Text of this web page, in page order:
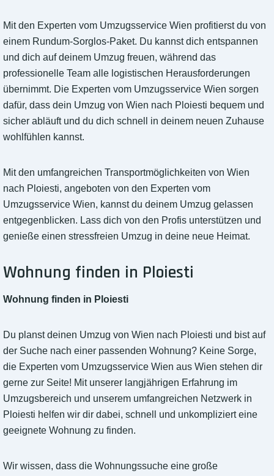
Mit den Experten vom Umzugsservice Wien profitierst du von
einem Rundum-Sorglos-Paket. Du kannst dich entspannen
und dich auf deinem Umzug freuen, während das
professionelle Team alle logistischen Herausforderungen
übernimmt. Die Experten vom Umzugsservice Wien sorgen
dafür, dass dein Umzug von Wien nach Ploiesti bequem und
sicher abläuft und du dich schnell in deinem neuen Zuhause
wohlfühlen kannst.
Mit den umfangreichen Transportmöglichkeiten von Wien
nach Ploiesti, angeboten von den Experten vom
Umzugsservice Wien, kannst du deinem Umzug gelassen
entgegenblicken. Lass dich von den Profis unterstützen und
genieße einen stressfreien Umzug in deine neue Heimat.
Wohnung finden in Ploiesti
Wohnung finden in Ploiesti
Du planst deinen Umzug von Wien nach Ploiesti und bist auf
der Suche nach einer passenden Wohnung? Keine Sorge,
die Experten vom Umzugsservice Wien aus Wien stehen dir
gerne zur Seite! Mit unserer langjährigen Erfahrung im
Umzugsbereich und unserem umfangreichen Netzwerk in
Ploiesti helfen wir dir dabei, schnell und unkompliziert eine
geeignete Wohnung zu finden.
Wir wissen, dass die Wohnungssuche eine große